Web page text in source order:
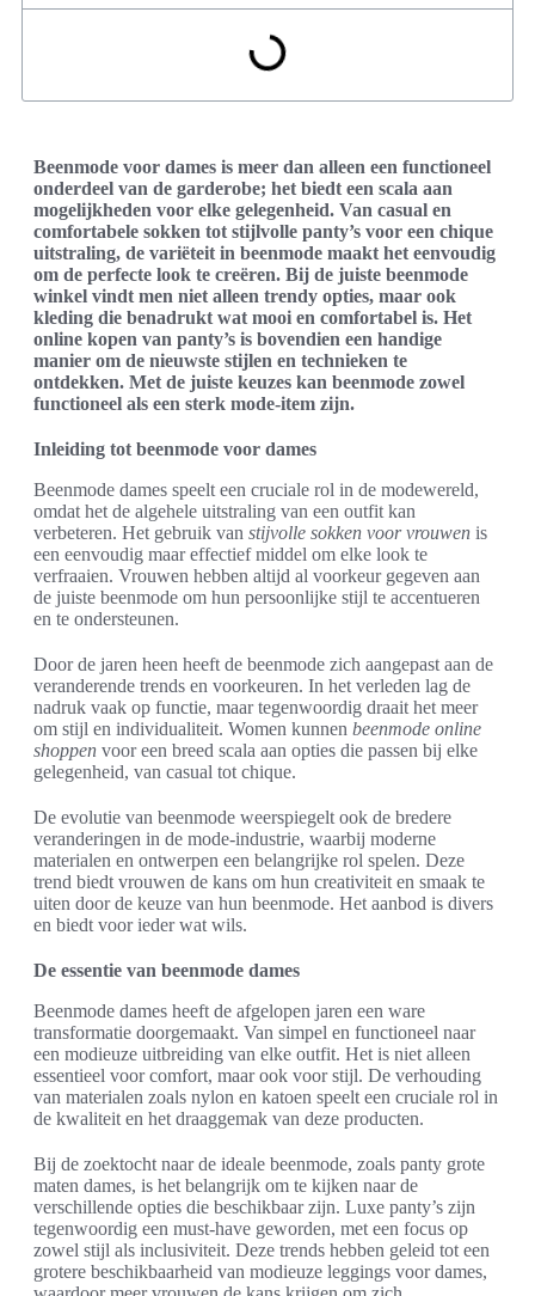
Beenmode voor dames is meer dan alleen een functioneel
onderdeel van de garderobe; het biedt een scala aan
mogelijkheden voor elke gelegenheid. Van casual en
comfortabele sokken tot stijlvolle panty’s voor een chique
uitstraling, de variëteit in beenmode maakt het eenvoudig
om de perfecte look te creëren. Bij de juiste beenmode
winkel vindt men niet alleen trendy opties, maar ook
kleding die benadrukt wat mooi en comfortabel is. Het
online kopen van panty’s is bovendien een handige
manier om de nieuwste stijlen en technieken te
ontdekken. Met de juiste keuzes kan beenmode zowel
functioneel als een sterk mode-item zijn.
Inleiding tot beenmode voor dames
Beenmode dames speelt een cruciale rol in de modewereld,
omdat het de algehele uitstraling van een outfit kan
verbeteren. Het gebruik van stijvolle sokken voor vrouwen is
een eenvoudig maar effectief middel om elke look te
verfraaien. Vrouwen hebben altijd al voorkeur gegeven aan
de juiste beenmode om hun persoonlijke stijl te accentueren
en te ondersteunen.
Door de jaren heen heeft de beenmode zich aangepast aan de
veranderende trends en voorkeuren. In het verleden lag de
nadruk vaak op functie, maar tegenwoordig draait het meer
om stijl en individualiteit. Women kunnen beenmode online
shoppen voor een breed scala aan opties die passen bij elke
gelegenheid, van casual tot chique.
De evolutie van beenmode weerspiegelt ook de bredere
veranderingen in de mode-industrie, waarbij moderne
materialen en ontwerpen een belangrijke rol spelen. Deze
trend biedt vrouwen de kans om hun creativiteit en smaak te
uiten door de keuze van hun beenmode. Het aanbod is divers
en biedt voor ieder wat wils.
De essentie van beenmode dames
Beenmode dames heeft de afgelopen jaren een ware
transformatie doorgemaakt. Van simpel en functioneel naar
een modieuze uitbreiding van elke outfit. Het is niet alleen
essentieel voor comfort, maar ook voor stijl. De verhouding
van materialen zoals nylon en katoen speelt een cruciale rol in
de kwaliteit en het draaggemak van deze producten.
Bij de zoektocht naar de ideale beenmode, zoals panty grote
maten dames, is het belangrijk om te kijken naar de
verschillende opties die beschikbaar zijn. Luxe panty’s zijn
tegenwoordig een must-have geworden, met een focus op
zowel stijl als inclusiviteit. Deze trends hebben geleid tot een
grotere beschikbaarheid van modieuze leggings voor dames,